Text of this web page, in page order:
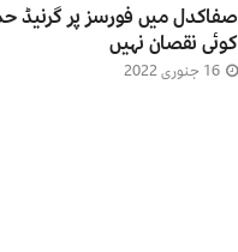
صفاکدل میں فورسز پر گرنیڈ
کوئی نقصان نہیں
16 جنوری 2022